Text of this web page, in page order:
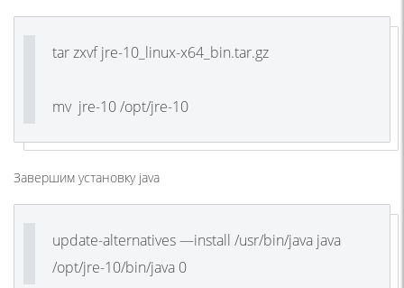
tar zxvf jre-10_linux-x64_bin.tar.gz
mv jre-10 /opt/jre-10
Завершим установку java
update-alternatives —install /usr/bin/java java
/opt/jre-10/bin/java 0